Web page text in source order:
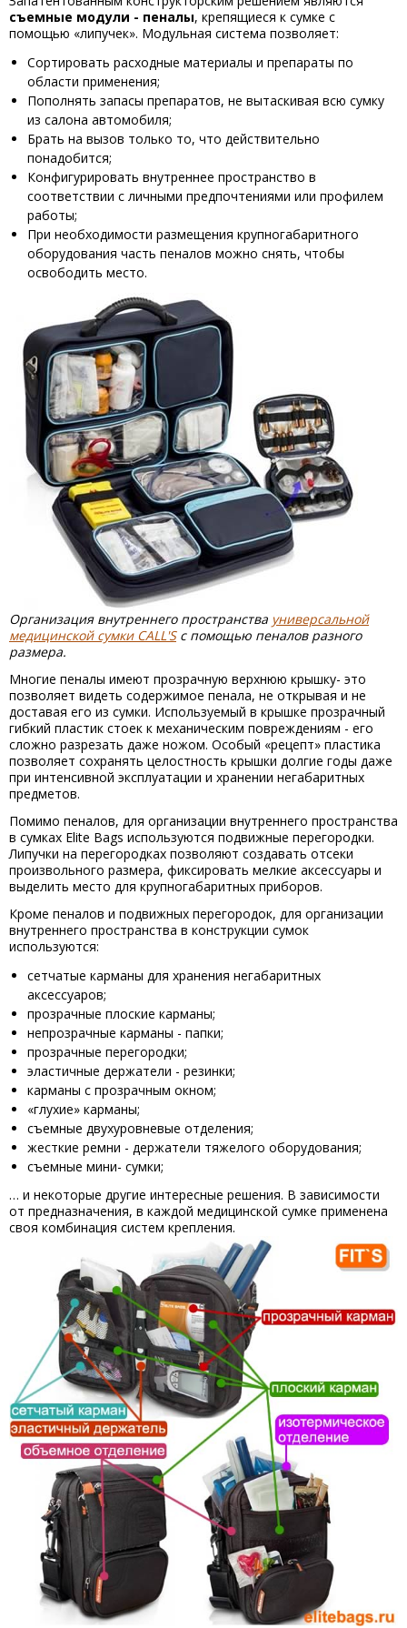
съемные модули - пеналы, крепящиеся к сумке с
помощью «липучек». Модульная система позволяет:
Сортировать расходные материалы и препараты по
области применения;
Пополнять запасы препаратов, не вытаскивая всю сумку
из салона автомобиля;
Брать на вызов только то, что действительно
понадобится;
Конфигурировать внутреннее пространство в
соответствии с личными предпочтениями или профилем
работы;
При необходимости размещения крупногабаритного
оборудования часть пеналов можно снять, чтобы
освободить место.
Организация внутреннего пространства универсальной
медицинской сумки CALL'Sс помощью пеналов разного
размера.
Многие пеналы имеют прозрачную верхнюю крышку- это
позволяет видеть содержимое пенала, не открывая и не
доставая его из сумки. Используемый в крышке прозрачный
гибкий пластик стоек к механическим повреждениям - его
сложно разрезать даже ножом. Особый «рецепт» пластика
позволяет сохранять целостность крышки долгие годы даже
при интенсивной эксплуатации и хранении негабаритных
предметов.
Помимо пеналов, для организации внутреннего пространства
в сумках Elite Bags используются подвижные перегородки.
Липучки на перегородках позволяют создавать отсеки
произвольного размера, фиксировать мелкие аксессуары и
выделить место для крупногабаритных приборов.
Кроме пеналов и подвижных перегородок, для организации
внутреннего пространства в конструкции сумок
используются:
сетчатые карманы для хранения негабаритных
аксессуаров;
прозрачные плоские карманы;
непрозрачные карманы - папки;
прозрачные перегородки;
эластичные держатели - резинки;
карманы с прозрачным окном;
«глухие» карманы;
съемные двухуровневые отделения;
жесткие ремни - держатели тяжелого оборудования;
съемные мини- сумки;
… и некоторые другие интересные решения. В зависимости
от предназначения, в каждой медицинской сумке применена
своя комбинация систем крепления.